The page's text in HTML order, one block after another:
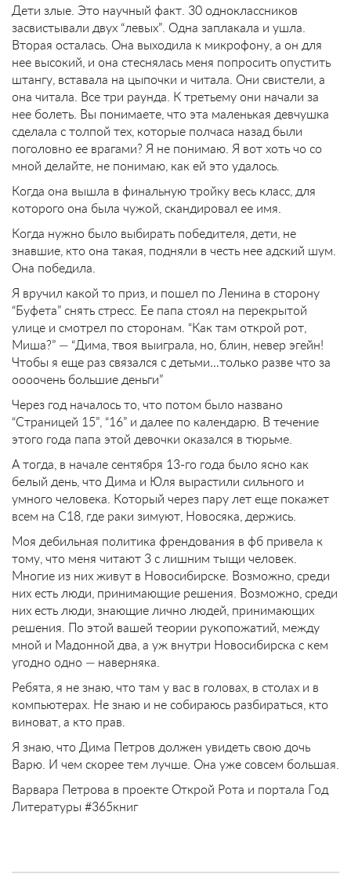
Дети злые. Это научный факт. 30 одноклассников
засвистывали двух “левых”. Одна заплакала и ушла.
Вторая осталась. Она выходила к микрофону, а он для
нее высокий, и она стеснялась меня попросить опустить
штангу, вставала на цыпочки и читала. Они свистели, а
она читала. Все три раунда. К третьему они начали за
нее болеть. Вы понимаете, что эта маленькая девчушка
сделала с толпой тех, которые полчаса назад были
поголовно ее врагами? Я не понимаю. Я вот хоть чо со
мной делайте, не понимаю, как ей это удалось.
Когда она вышла в финальную тройку весь класс, для
которого она была чужой, скандировал ее имя.
Когда нужно было выбирать победителя, дети, не
знавшие, кто она такая, подняли в честь нее адский шум.
Она победила.
Я вручил какой то приз, и пошел по Ленина в сторону
“Буфета” снять стресс. Ее папа стоял на перекрытой
улице и смотрел по сторонам. “Как там открой рот,
Миша?” — “Дима, твоя выиграла, но, блин, невер эгейн!
Чтобы я еще раз связался с детьми…только разве что за
оооочень большие деньги”
Через год началось то, что потом было названо
“Страницей 15”, “16” и далее по календарю. В течение
этого года папа этой девочки оказался в тюрьме.
А тогда, в начале сентября 13-го года было ясно как
белый день, что Дима и Юля вырастили сильного и
умного человека. Который через пару лет еще покажет
всем на С18, где раки зимуют, Новосяка, держись.
Моя дебильная политика френдования в фб привела к
тому, что меня читают 3 с лишним тыщи человек.
Многие из них живут в Новосибирске. Возможно, среди
них есть люди, принимающие решения. Возможно, среди
них есть люди, знающие лично людей, принимающих
решения. По этой вашей теории рукопожатий, между
мной и Мадонной два, а уж внутри Новосибирска с кем
угодно одно — наверняка.
Ребята, я не знаю, что там у вас в головах, в столах и в
компьютерах. Не знаю и не собираюсь разбираться, кто
виноват, а кто прав.
Я знаю, что Дима Петров должен увидеть свою дочь
Варю. И чем скорее тем лучше. Она уже совсем большая.
Варвара Петрова в проекте Открой Рота и портала Год
Литературы #365книг